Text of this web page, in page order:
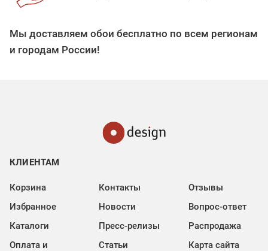
Мы доставляем обои бесплатно по всем регионам
и городам России!
КЛИЕНТАМ
Корзина
Избранное
Каталоги
Оплата и
Контакты
Новости
Пресс-релизы
Статьи
Отзывы
Вопрос-ответ
Распродажа
Карта сайта